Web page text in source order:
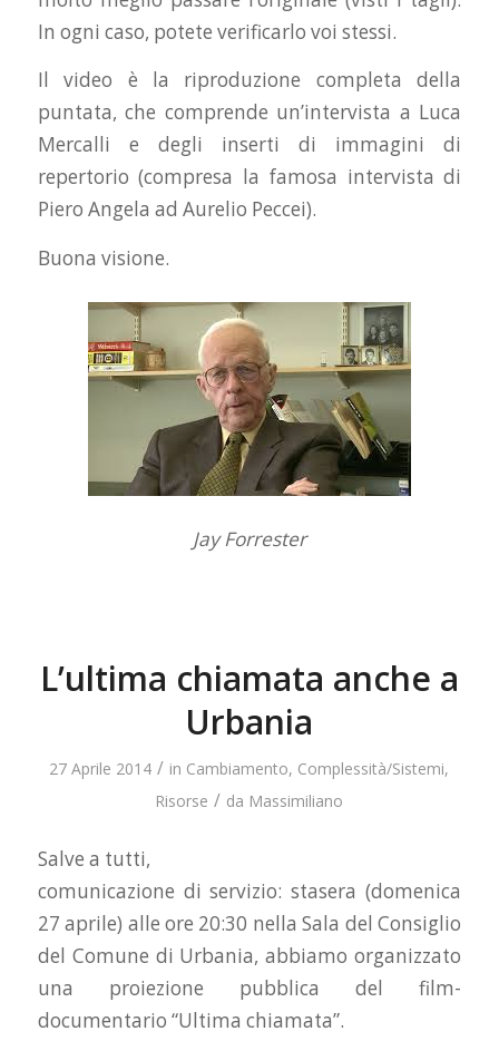
In ogni caso, potete verificarlo voi stessi.
Il video è la riproduzione completa della
puntata, che comprende un’intervista a Luca
Mercalli e degli inserti di immagini di
repertorio (compresa la famosa intervista di
Piero Angela ad Aurelio Peccei).
Buona visione.
Jay Forrester
L’ultima chiamata anche a
Urbania
27 Aprile 2014 / in Cambiamento, Complessità/Sistemi,
Risorse / da Massimiliano
Salve a tutti,
comunicazione di servizio: stasera (domenica
27 aprile) alle ore 20:30 nella Sala del Consiglio
del Comune di Urbania, abbiamo organizzato
una proiezione pubblica del film-
documentario “Ultima chiamata”.